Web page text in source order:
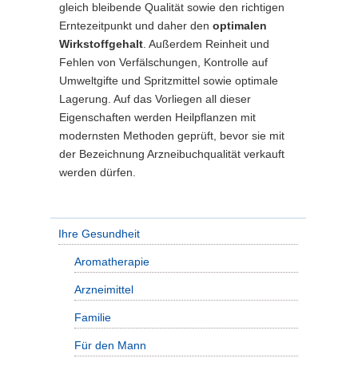
gleich bleibende Qualität sowie den richtigen
Erntezeitpunkt und daher den optimalen
Wirkstoffgehalt . Außerdem Reinheit und
Fehlen von Verfälschungen, Kontrolle auf
Umweltgifte und Spritzmittel sowie optimale
Lagerung. Auf das Vorliegen all dieser
Eigenschaften werden Heilpflanzen mit
modernsten Methoden geprüft, bevor sie mit
der Bezeichnung Arzneibuchqualität verkauft
werden dürfen.
Ihre Gesundheit
Aromatherapie
Arzneimittel
Familie
Für den Mann